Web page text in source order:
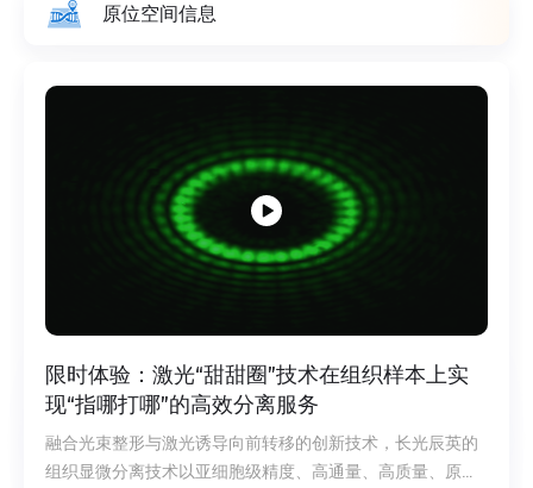
原位空间信息
限时体验：激光“甜甜圈”技术在组织样本上实
现“指哪打哪”的高效分离服务
融合光束整形与激光诱导向前转移的创新技术，长光辰英的
组织显微分离技术以亚细胞级精度、高通量、高质量、原位